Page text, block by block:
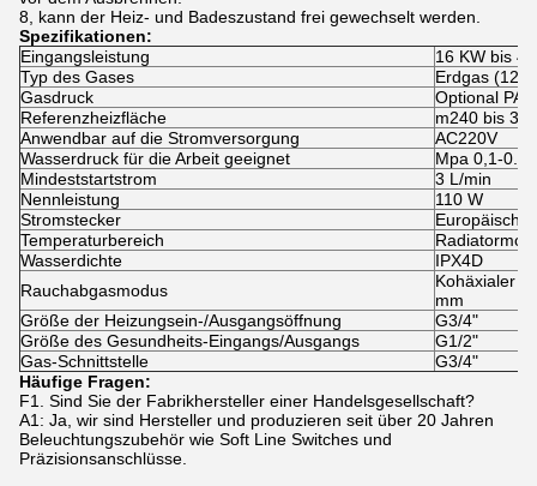
8, kann der Heiz- und Badeszustand frei gewechselt werden.
Spezifikationen:
Eingangsleistung
16 KW bis
Typ des Gases
Erdgas (12
Gasdruck
Optional PA-
Referenzheizfläche
m240 bis 300
Anwendbar auf die Stromversorgung
AC220V
Wasserdruck für die Arbeit geeignet
Mpa 0,1-0.3
Mindeststartstrom
3 L/min
Nennleistung
110 W
Stromstecker
Europäische
Temperaturbereich
Wasserdichte
IPX4D
Rauchabgasmodus
Kohäxialer
mm
Größe der Heizungsein-/Ausgangsöffnung
G3/4"
Größe des Gesundheits-Eingangs/Ausgangs
G1/2"
Gas-Schnittstelle
G3/4"
Häufige Fragen:
F1. Sind Sie der Fabrikhersteller einer Handelsgesellschaft?
A1: Ja, wir sind Hersteller und produzieren seit über 20 Jahren
Beleuchtungszubehör wie Soft Line Switches und
Präzisionsanschlüsse.